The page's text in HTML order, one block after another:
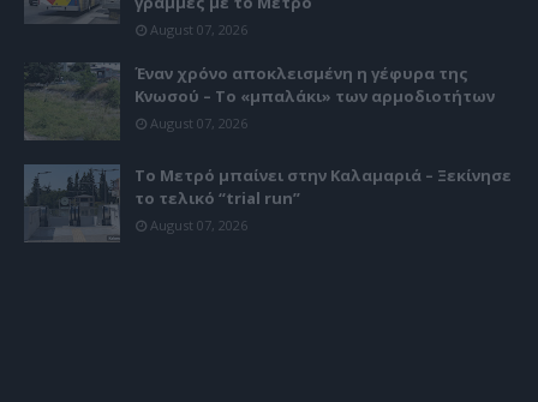
August 07, 2026
Έναν χρόνο αποκλεισμένη η γέφυρα της
Κνωσού – Το «μπαλάκι» των αρμοδιοτήτων
August 07, 2026
Το Μετρό μπαίνει στην Καλαμαριά – Ξεκίνησε
το τελικό “trial run”
August 07, 2026